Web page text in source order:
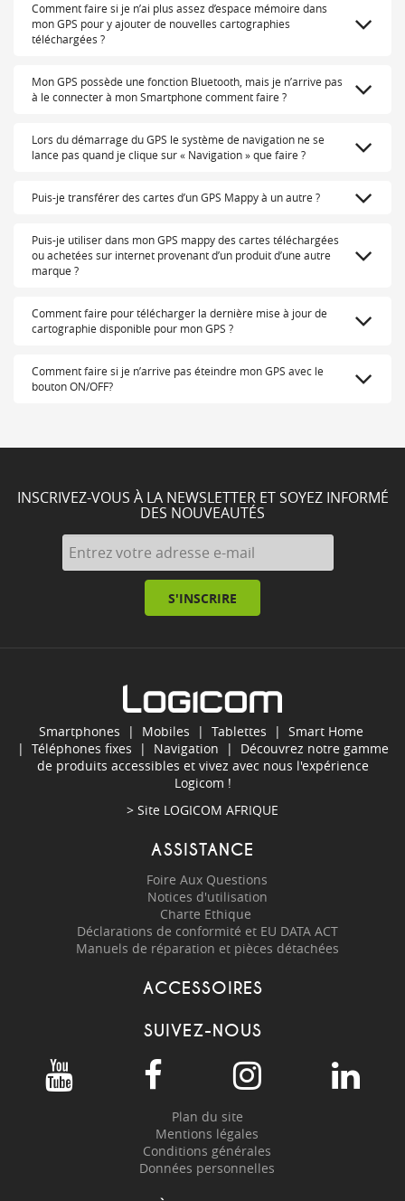
Comment faire si je n’ai plus assez d’espace mémoire dans
mon GPS pour y ajouter de nouvelles cartographies
téléchargées ?
Mon GPS possède une fonction Bluetooth, mais je n’arrive pas
à le connecter à mon Smartphone comment faire ?
Lors du démarrage du GPS le système de navigation ne se
lance pas quand je clique sur « Navigation » que faire ?
Puis-je transférer des cartes d’un GPS Mappy à un autre ?
Puis-je utiliser dans mon GPS mappy des cartes téléchargées
ou achetées sur internet provenant d’un produit d’une autre
marque ?
Comment faire pour télécharger la dernière mise à jour de
cartographie disponible pour mon GPS ?
Comment faire si je n’arrive pas éteindre mon GPS avec le
bouton ON/OFF?
INSCRIVEZ-VOUS À LA NEWSLETTER ET SOYEZ INFORMÉ
DES NOUVEAUTÉS
S'INSCRIRE
Smartphones | Mobiles | Tablettes | Smart Home
| Téléphones fixes | Navigation | Découvrez notre gamme
de produits accessibles et vivez avec nous l'expérience
Logicom !
> Site LOGICOM AFRIQUE
ASSISTANCE
Foire Aux Questions
Notices d'utilisation
Charte Ethique
Déclarations de conformité et EU DATA ACT
Manuels de réparation et pièces détachées
ACCESSOIRES
SUIVEZ-NOUS
Plan du site
Mentions légales
Conditions générales
Données personnelles